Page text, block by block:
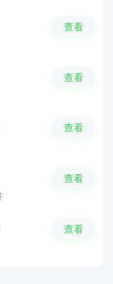
查看
查看
查看
查看
查看